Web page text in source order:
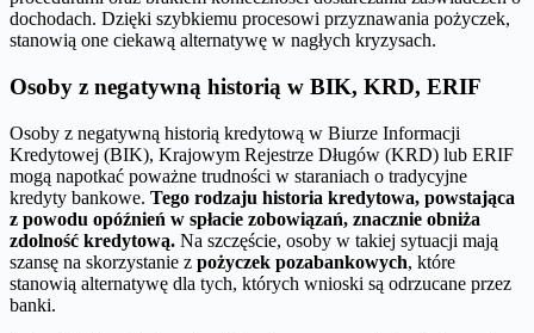
dochodach. Dzięki szybkiemu procesowi przyznawania pożyczek,
stanowią one ciekawą alternatywę w nagłych kryzysach.
Osoby z negatywną historią w BIK, KRD, ERIF
Osoby z negatywną historią kredytową w Biurze Informacji
Kredytowej (BIK), Krajowym Rejestrze Długów (KRD) lub ERIF
mogą napotkać poważne trudności w staraniach o tradycyjne
kredyty bankowe. Tego rodzaju historia kredytowa, powstająca
z powodu opóźnień w spłacie zobowiązań, znacznie obniża
zdolność kredytową. Na szczęście, osoby w takiej sytuacji mają
szansę na skorzystanie z pożyczek pozabankowych, które
stanowią alternatywę dla tych, których wnioski są odrzucane przez
banki.